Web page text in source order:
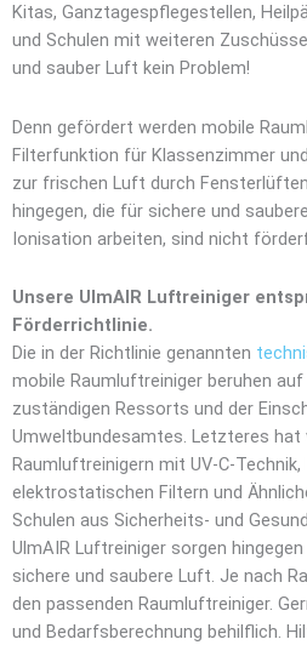
Kitas, Ganztagespflegestellen,
und Schulen mit weiteren
und sauber Luft kein Problem!
Denn gefördert werden mobile
Filterfunktion für Klassenzimmer
zur frischen Luft durch
hingegen, die für sichere und
Ionisation arbeiten, sind nicht
Unsere UlmAIR Luftreiniger
Förderrichtlinie.
Die in der Richtlinie genannten
mobile Raumluftreiniger beruhen
zuständigen Ressorts und der
Umweltbundesamtes. Letzteres hat
Raumluftreinigern mit UV-C-Technik,
elektrostatischen Filtern und
Schulen aus Sicherheits- und
UlmAIR Luftreiniger sorgen
sichere und saubere Luft. Je nach
den passenden Raumluftreiniger.
und Bedarfsberechnung behilflich.